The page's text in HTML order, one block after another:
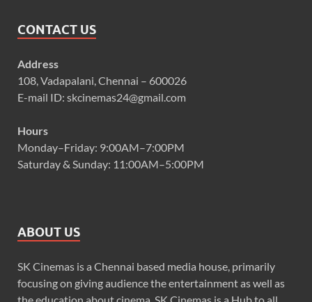
CONTACT US
Address
108, Vadapalani, Chennai – 600026
E-mail ID: skcinemas24@gmail.com
Hours
Monday–Friday: 9:00AM–7:00PM
Saturday & Sunday: 11:00AM–5:00PM
ABOUT US
SK Cinemas is a Chennai based media house, primarily
focusing on giving audience the entertainment as well as